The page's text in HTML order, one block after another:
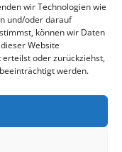
wir Technologien wie
und/oder darauf
können wir Daten
Website
oder zurückziehst,
werden.